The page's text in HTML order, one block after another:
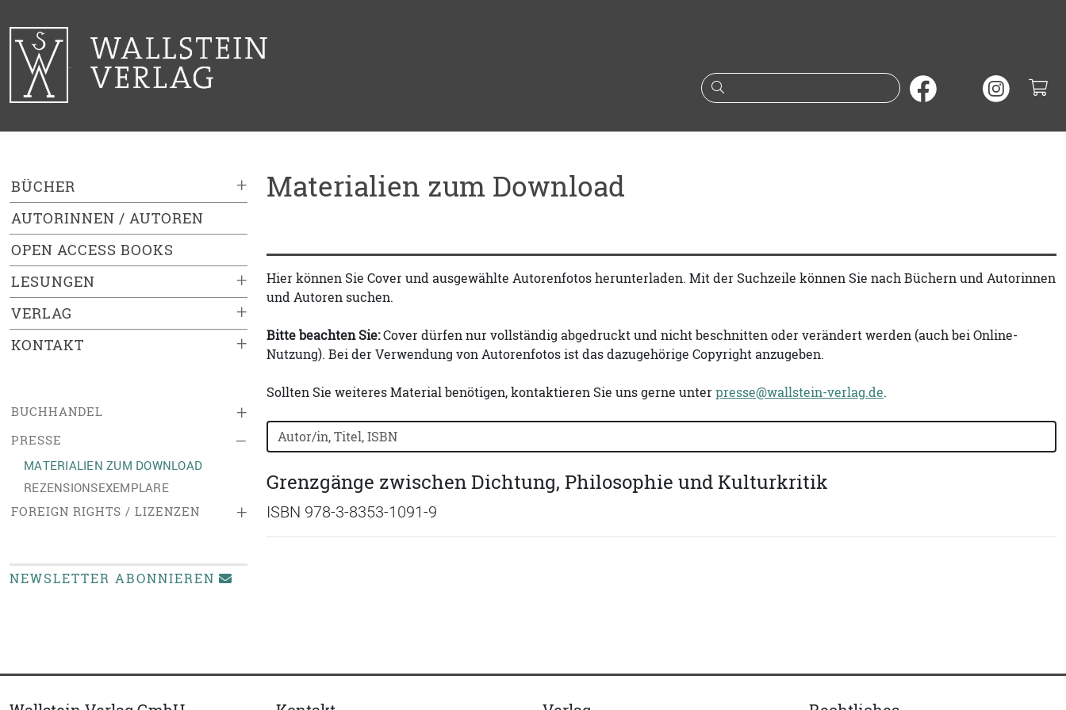
Suche nach Büchern oder
+
BÜCHER
AUTORINNEN / AUTOREN
OPEN ACCESS BOOKS
+
LESUNGEN
+
VERLAG
+
KONTAKT
+
BUCHHANDEL
–
PRESSE
MATERIALIEN ZUM DOWNLOAD
REZENSIONSEXEMPLARE
+
FOREIGN RIGHTS / LIZENZEN
NEWSLETTER ABONNIEREN
Materialien zum Download
Hier können Sie Cover und ausgewählte Autorenfotos herunterladen. Mit der Suchzeile können Sie nach Büchern und Autorinnen
und Autoren suchen.
Bitte beachten Sie:Cover dürfen nur vollständig abgedruckt und nicht beschnitten oder verändert werden (auch bei Online-
Nutzung). Bei der Verwendung von Autorenfotos ist das dazugehörige Copyright anzugeben.
Sollten Sie weiteres Material benötigen, kontaktieren Sie uns gerne unterpresse@wallstein-verlag.de.
Bücher nach Buchtitel, Autorennamen oder ISBN suchen:
Grenzgänge zwischen Dichtung, Philosophie und Kulturkritik
ISBN 978-3-8353-1091-9